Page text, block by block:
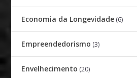
Economia da Longevidade (6)
Empreendedorismo (3)
Envelhecimento (20)